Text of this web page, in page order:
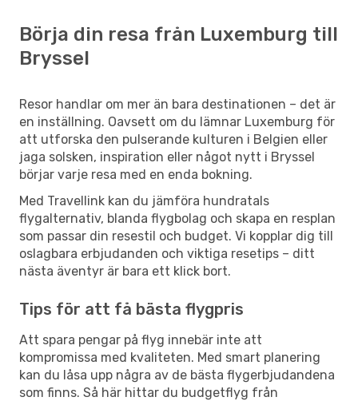
Börja din resa från Luxemburg till
Bryssel
Resor handlar om mer än bara destinationen – det är
en inställning. Oavsett om du lämnar Luxemburg för
att utforska den pulserande kulturen i Belgien eller
jaga solsken, inspiration eller något nytt i Bryssel
börjar varje resa med en enda bokning.
Med Travellink kan du jämföra hundratals
flygalternativ, blanda flygbolag och skapa en resplan
som passar din resestil och budget. Vi kopplar dig till
oslagbara erbjudanden och viktiga resetips – ditt
nästa äventyr är bara ett klick bort.
Tips för att få bästa flygpris
Att spara pengar på flyg innebär inte att
kompromissa med kvaliteten. Med smart planering
kan du låsa upp några av de bästa flygerbjudandena
som finns. Så här hittar du budgetflyg från